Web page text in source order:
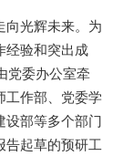
向光辉未来。为
经验和突出成
党委办公室牵
工作部、党委学
设部等多个部门
告起草的预研工